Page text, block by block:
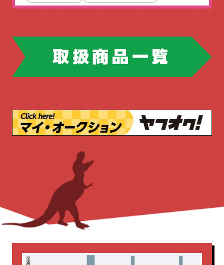
フリーアドレスデスク ホウトク
マネージメントデスク
ラテラルキャビネット ロッカー
会議テーブル
内田洋行 平机
応接セット 新着商品
片袖机 生興 脇机 藤沢工業
ツールボックス
作業台 切断機 台車 園芸工具
工具店
新着商品 測量・測定
無線機 照明
研削・研磨機
釘打機 集じん機・掃除機
取扱商品一覧